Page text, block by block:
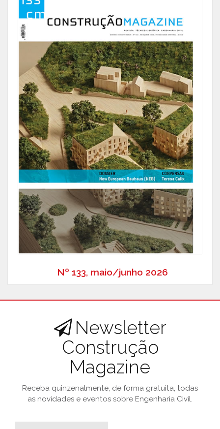
Nº 133, maio/junho 2026
Newsletter
Construção
Magazine
Receba quinzenalmente, de forma gratuita, todas
as novidades e eventos sobre Engenharia Civil.